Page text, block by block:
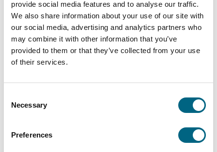
provide social media features and to analyse our traffic.
We also share information about your use of our site with
our social media, advertising and analytics partners who
may combine it with other information that you’ve
provided to them or that they’ve collected from your use
of their services.
Selection
Necessary
Preferences
esityksen, jääshown, sirkusta ravintolaillallisella,
tangokuninkaallisia ja kuunnellut olutasiantuntijan luentoa.
Hannoveriin ja Berliiniin suuntautuvilla teemaristeilyillä on
ollut aina show-illallinen ravintolassa. Ne ovat olleet
huikeita kokemuksia.
Berliini on yksi suosikeistani. Siellä erityisesti Pergamon
Panorama -museo kosketti sieluun asti. Museossa oli
ennen kuin muuri sortui. Hampurista mieleen on jäänyt
puolestaan Miniatur Wunderland -pienoismaailma ja